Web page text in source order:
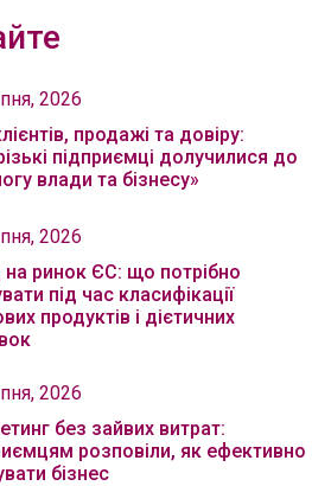
2026
продажі та довіру:
підприємці долучилися до
влади та бізнесу»
2026
на ринок ЄС: що потрібно
під час класифікації
продуктів і дієтичних
2026
без зайвих витрат:
розповіли, як ефективно
бізнес